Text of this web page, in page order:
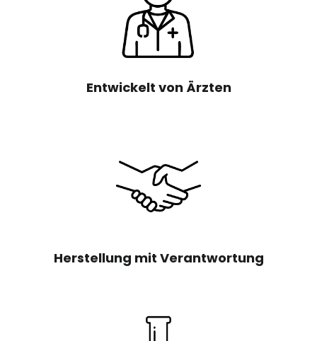
Entwickelt von Ärzten
Herstellung mit Verantwortung